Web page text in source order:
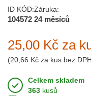
ID KÓD:
104572
Záruka:
24 měsíců
25,00 Kč za
(20,66 Kč za kus bez
Celkem skladem
363 kusů